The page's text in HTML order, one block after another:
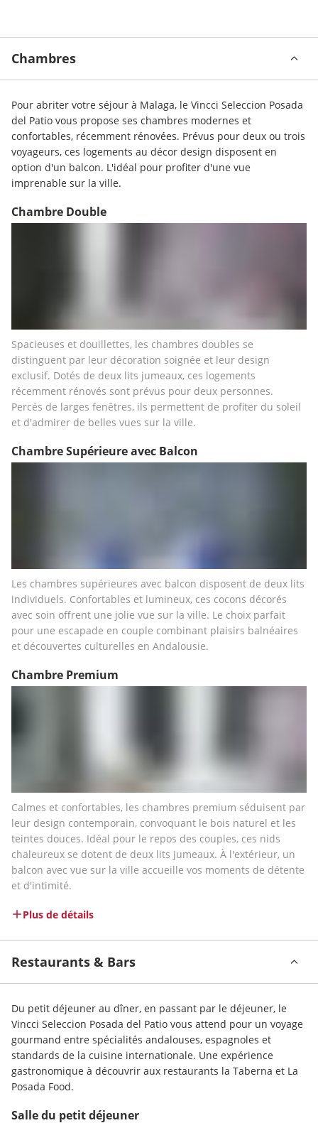
Chambres
Pour abriter votre séjour à Malaga, le Vincci Seleccion Posada
del Patio vous propose ses chambres modernes et
confortables, récemment rénovées. Prévus pour deux ou trois
voyageurs, ces logements au décor design disposent en
option d'un balcon. L'idéal pour profiter d'une vue
imprenable sur la ville.
Chambre Double
Spacieuses et douillettes, les chambres doubles se
distinguent par leur décoration soignée et leur design
exclusif. Dotés de deux lits jumeaux, ces logements
récemment rénovés sont prévus pour deux personnes.
Percés de larges fenêtres, ils permettent de profiter du soleil
et d'admirer de belles vues sur la ville.
Chambre Supérieure avec Balcon
Les chambres supérieures avec balcon disposent de deux lits
individuels. Confortables et lumineux, ces cocons décorés
avec soin offrent une jolie vue sur la ville. Le choix parfait
pour une escapade en couple combinant plaisirs balnéaires
et découvertes culturelles en Andalousie.
Chambre Premium
Calmes et confortables, les chambres premium séduisent par
leur design contemporain, convoquant le bois naturel et les
teintes douces. Idéal pour le repos des couples, ces nids
chaleureux se dotent de deux lits jumeaux. À l'extérieur, un
balcon avec vue sur la ville accueille vos moments de détente
et d'intimité.
Plus de détails
Restaurants & Bars
Du petit déjeuner au dîner, en passant par le déjeuner, le
Vincci Seleccion Posada del Patio vous attend pour un voyage
gourmand entre spécialités andalouses, espagnoles et
standards de la cuisine internationale. Une expérience
gastronomique à découvrir aux restaurants la Taberna et La
Posada Food.
Salle du petit déjeuner